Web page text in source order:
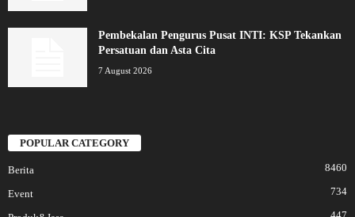
Pembekalan Pengurus Pusat INTI: KSP Tekankan
Persatuan dan Asta Cita
7 August 2026
POPULAR CATEGORY
Berita 8460
Event 734